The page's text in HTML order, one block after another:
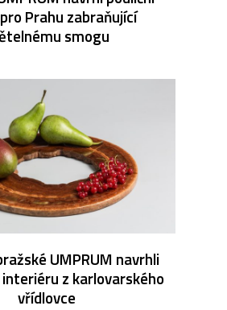
Prahu zabraňující
smogu
UMPRUM navrhli
z karlovarského
vřídlovce